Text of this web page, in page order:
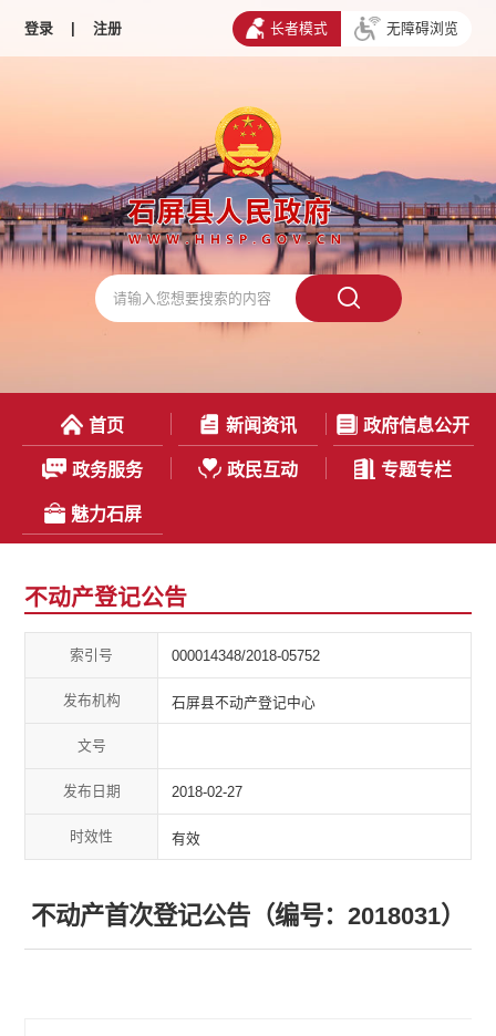
登录 | 注册 长者模式 无障碍浏览
首页 新闻资讯 政府信息公开
政务服务 政民互动 专题专栏
魅力石屏
不动产登记公告
索引号 000014348/2018-05752
发布机构 石屏县不动产登记中心
文号
发布日期 2018-02-27
时效性 有效
不动产首次登记公告（编号：2018031）